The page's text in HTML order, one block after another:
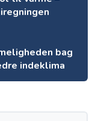
bag
indeklima